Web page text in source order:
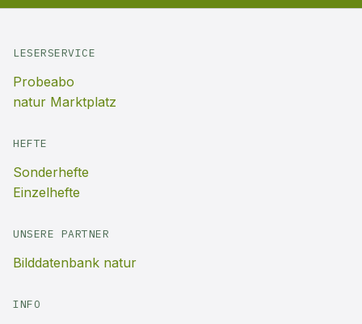
LESERSERVICE
Probeabo
natur Marktplatz
HEFTE
Sonderhefte
Einzelhefte
UNSERE PARTNER
Bilddatenbank natur
INFO